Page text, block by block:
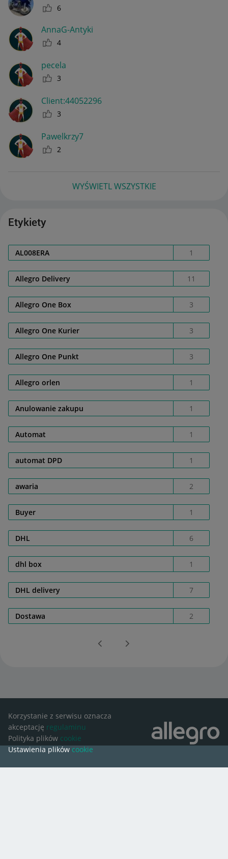
6
AnnaG-Antyki
4
pecela
3
Client:44052296
3
Pawelkrzy7
2
WYŚWIETL WSZYSTKIE
Etykiety
AL008ERA 1
Allegro Delivery 11
Allegro One Box 3
Allegro One Kurier 3
Allegro One Punkt 3
Allegro orlen 1
Anulowanie zakupu 1
Automat 1
automat DPD 1
awaria 2
Buyer 1
DHL 6
dhl box 1
DHL delivery 7
Dostawa 2
Korzystanie z serwisu oznacza
akceptację regulaminu
Polityka plików cookie
Ustawienia plików cookie